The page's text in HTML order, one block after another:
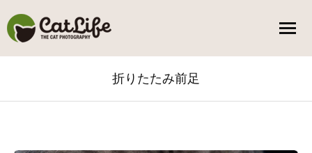
折りたたみ前足